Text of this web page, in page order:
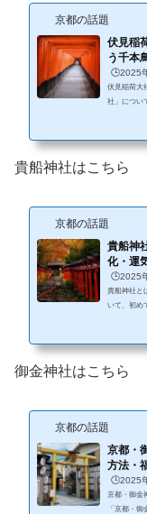
京都の話題
伏見稲
う千本
🕒️2025
伏見稲荷大
社」につい
都屈指のパ
貴船神社はこちら
京都の話題
貴船神
化・運
🕒️2025
貴船神社と
いて、初め
して、特に
御金神社はこちら
京都の話題
京都・
方法・
🕒️2025
京都・御金
「京都・